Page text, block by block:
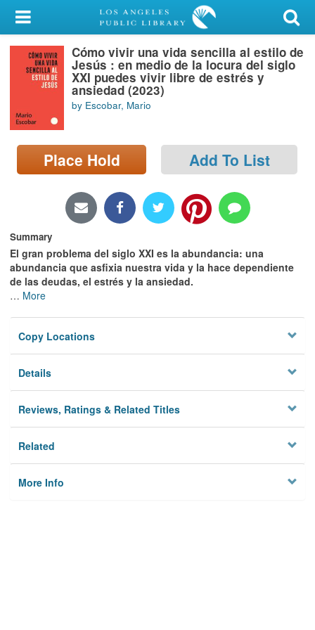
My Account
Library Card
Sign In
Search
Locations/Hours (external
page)
Cómo vivir una vida sencilla al estilo de
Jesús : en medio de la locura del siglo
XXI puedes vivir libre de estrés y
ansiedad (2023)
by Escobar, Mario
Place Hold Add To List
Summary
El gran problema del siglo XXI es la abundancia: una
abundancia que asfixia nuestra vida y la hace dependiente
de las deudas, el estrés y la ansiedad.
… More
Copy Locations
Details
Reviews, Ratings & Related Titles
Related
More Info